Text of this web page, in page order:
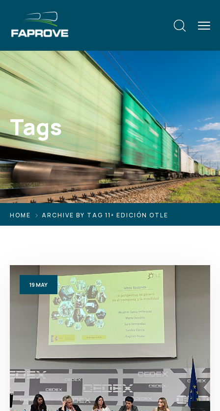
Tags
HOME ARCHIVE BY TAG 11ª EDICIÓN OTLE
19MAY